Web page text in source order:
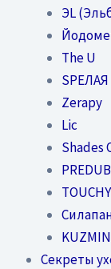
ЭL
The U
SPEЛАЯ
Zerapy
Lic
Shades
TOUCHY
Секреты